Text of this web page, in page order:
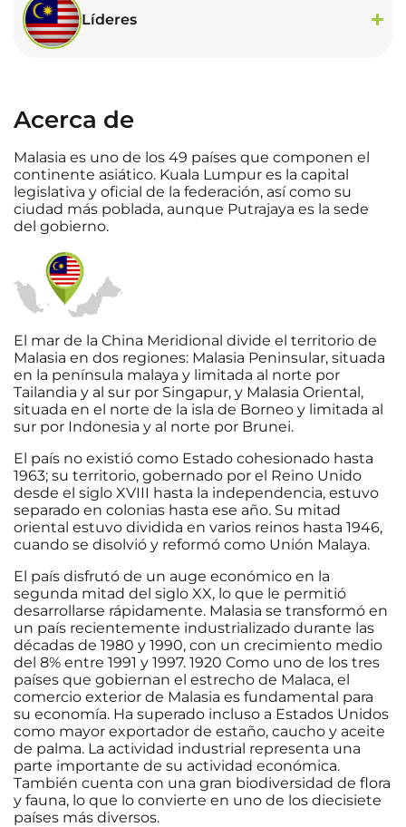
Líderes
Acerca de
Malasia es uno de los 49 países que componen el
continente asiático. Kuala Lumpur es la capital
legislativa y oficial de la federación, así como su
ciudad más poblada, aunque Putrajaya es la sede
del gobierno.
El mar de la China Meridional divide el territorio de
Malasia en dos regiones: Malasia Peninsular, situada
en la península malaya y limitada al norte por
Tailandia y al sur por Singapur, y Malasia Oriental,
situada en el norte de la isla de Borneo y limitada al
sur por Indonesia y al norte por Brunei.
El país no existió como Estado cohesionado hasta
1963; su territorio, gobernado por el Reino Unido
desde el siglo XVIII hasta la independencia, estuvo
separado en colonias hasta ese año. Su mitad
oriental estuvo dividida en varios reinos hasta 1946,
cuando se disolvió y reformó como Unión Malaya.
El país disfrutó de un auge económico en la
segunda mitad del siglo XX, lo que le permitió
desarrollarse rápidamente. Malasia se transformó en
un país recientemente industrializado durante las
décadas de 1980 y 1990, con un crecimiento medio
del 8% entre 1991 y 1997. 1920 Como uno de los tres
países que gobiernan el estrecho de Malaca, el
comercio exterior de Malasia es fundamental para
su economía. Ha superado incluso a Estados Unidos
como mayor exportador de estaño, caucho y aceite
de palma. La actividad industrial representa una
parte importante de su actividad económica.
También cuenta con una gran biodiversidad de flora
y fauna, lo que lo convierte en uno de los diecisiete
países más diversos.